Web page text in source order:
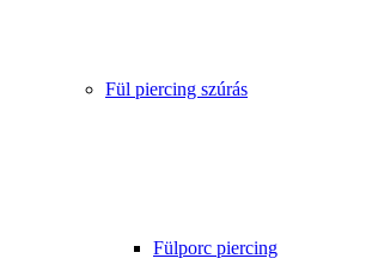
Fül piercing szúrás
Fülporc piercing